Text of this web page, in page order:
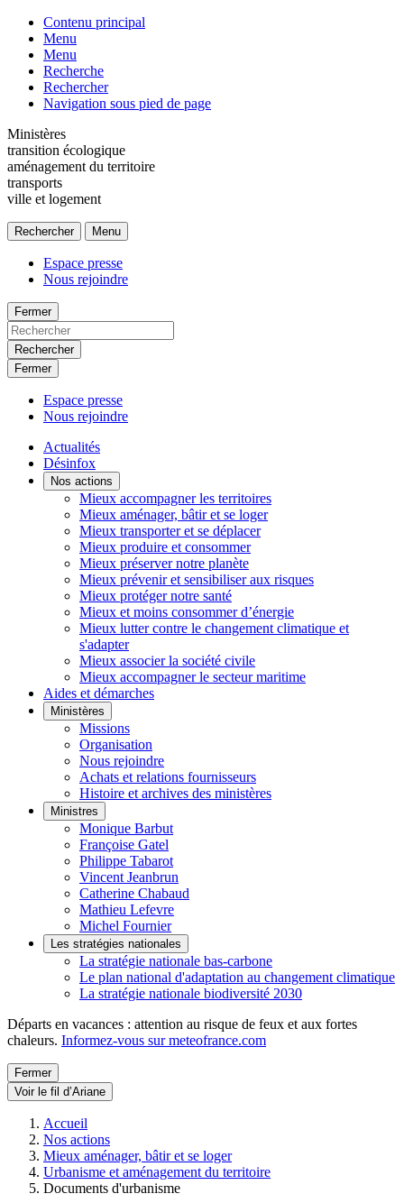
Contenu principal
Menu
Menu
Recherche
Rechercher
Navigation sous pied de page
Ministères
transition écologique
aménagement du territoire
transports
ville et logement
Rechercher Menu
Espace presse
Nous rejoindre
Fermer
Rechercher
Fermer
Espace presse
Nous rejoindre
Actualités
Désinfox
Nos actions
Mieux accompagner les territoires
Mieux aménager, bâtir et se loger
Mieux transporter et se déplacer
Mieux produire et consommer
Mieux préserver notre planète
Mieux prévenir et sensibiliser aux risques
Mieux protéger notre santé
Mieux et moins consommer d’énergie
Mieux lutter contre le changement climatique et
s'adapter
Mieux associer la société civile
Mieux accompagner le secteur maritime
Aides et démarches
Ministères
Missions
Organisation
Nous rejoindre
Achats et relations fournisseurs
Histoire et archives des ministères
Ministres
Monique Barbut
Françoise Gatel
Philippe Tabarot
Vincent Jeanbrun
Catherine Chabaud
Mathieu Lefevre
Michel Fournier
Les stratégies nationales
La stratégie nationale bas-carbone
Le plan national d'adaptation au changement climatique
La stratégie nationale biodiversité 2030
Départs en vacances : attention au risque de feux et aux fortes
chaleurs. Informez-vous sur meteofrance.com
Fermer
Voir le fil d’Ariane
Accueil
Nos actions
Mieux aménager, bâtir et se loger
Urbanisme et aménagement du territoire
Documents d'urbanisme